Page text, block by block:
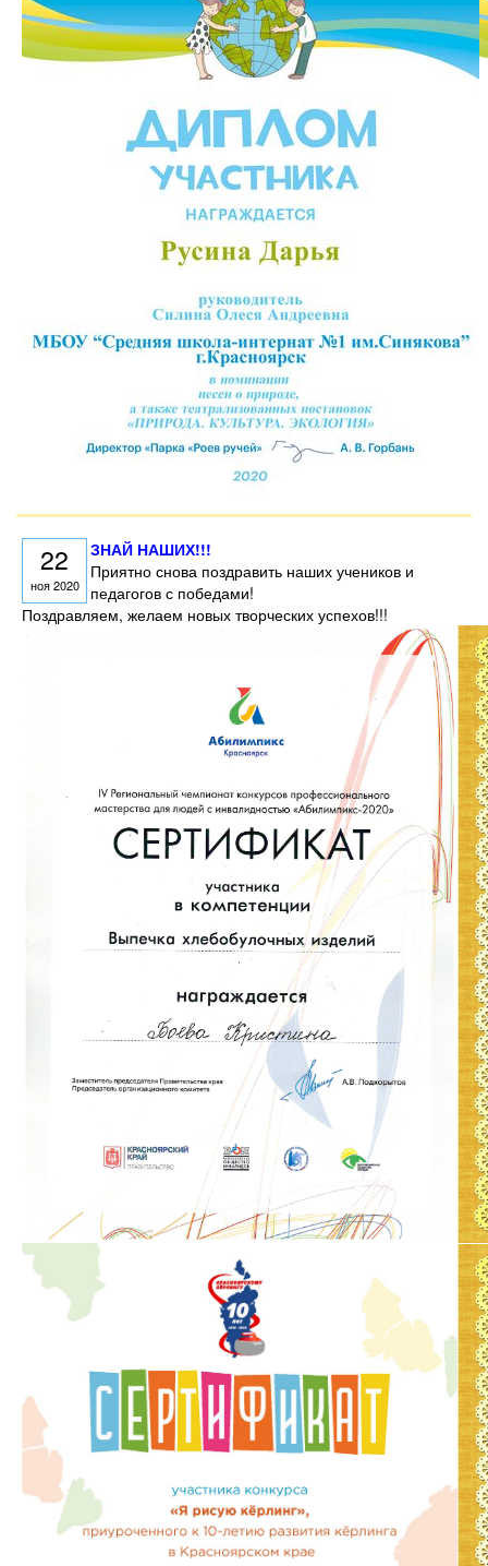
22
ноя 2020
ЗНАЙ НАШИХ!!!
Приятно снова поздравить наших учеников и
педагогов с победами!
Поздравляем, желаем новых творческих успехов!!!